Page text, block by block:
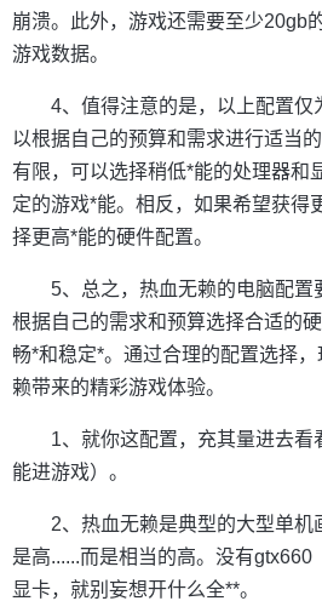
崩溃。此外，游戏还需要至少20gb
游戏数据。
4、值得注意的是，以上配置仅
以根据自己的预算和需求进行适当
有限，可以选择稍低*能的处理器和
定的游戏*能。相反，如果希望获得
择更高*能的硬件配置。
5、总之，热血无赖的电脑配置
根据自己的需求和预算选择合适的
畅*和稳定*。通过合理的配置选择
赖带来的精彩游戏体验。
1、就你这配置，充其量进去看
能进游戏）。
2、热血无赖是典型的大型单机
是高......而是相当的高。没有gtx660
显卡，就别妄想开什么全**。